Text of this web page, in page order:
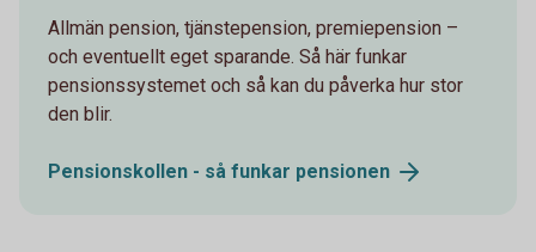
Allmän pension, tjänstepension, premiepension –
och eventuellt eget sparande. Så här funkar
pensionssystemet och så kan du påverka hur stor
den blir.
Pensionskollen - så funkar pensionen